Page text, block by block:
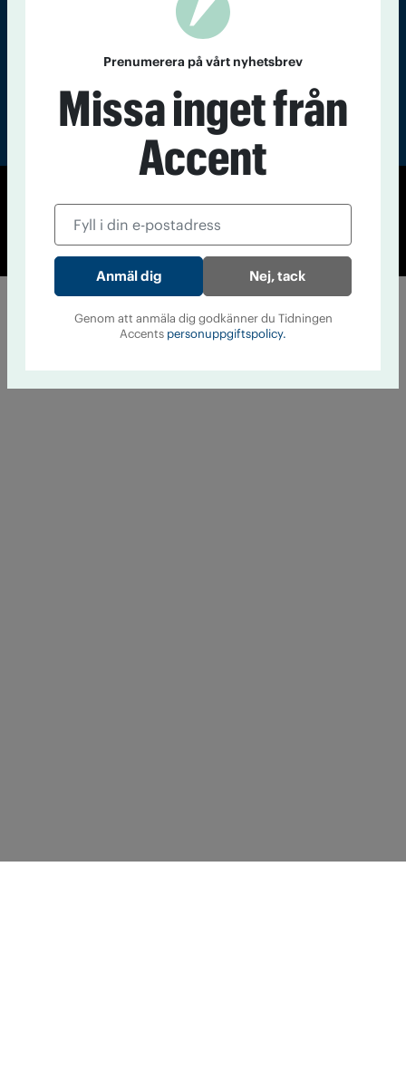
© Tidningen Accent 2026
Cookiepolicy
Personuppgiftspolicy
Prenumerera på vårt nyhetsbrev
Missa inget från
Accent
Nej, tack
Genom att anmäla dig godkänner du Tidningen
Accents personuppgiftspolicy.